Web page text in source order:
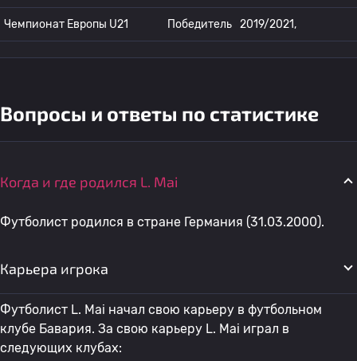
Чемпионат Европы U21 Победитель 2019/2021,
Вопросы и ответы по статистике
Когда и где родился L. Mai
Футболист родился в стране Германия (31.03.2000).
Карьера игрока
Футболист L. Mai начал свою карьеру в футбольном
клубе Бавария. За свою карьеру L. Mai играл в
следующих клубах: